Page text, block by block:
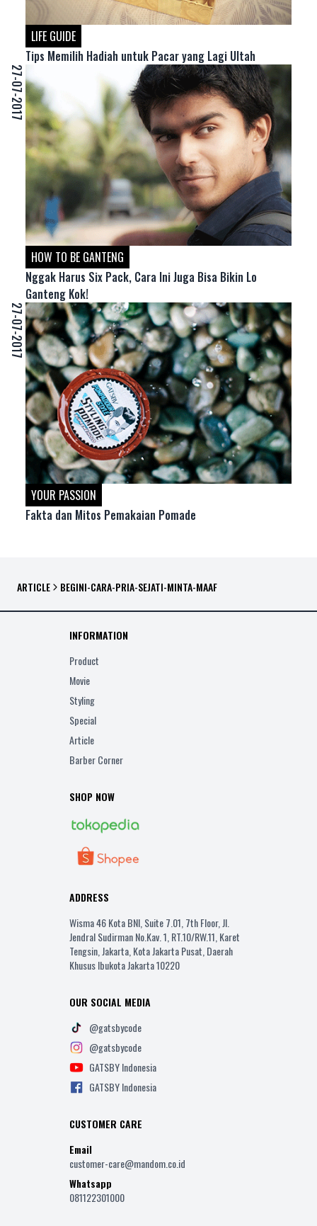
LIFE GUIDE
Tips Memilih Hadiah untuk Pacar yang Lagi Ultah
27-07-2017
HOW TO BE GANTENG
Nggak Harus Six Pack, Cara Ini Juga Bisa Bikin Lo
Ganteng Kok!
27-07-2017
YOUR PASSION
Fakta dan Mitos Pemakaian Pomade
ARTICLE BEGINI-CARA-PRIA-SEJATI-MINTA-MAAF
INFORMATION
Product
Movie
Styling
Special
Article
Barber Corner
SHOP NOW
ADDRESS
Wisma 46 Kota BNI, Suite 7.01, 7th Floor, Jl.
Jendral Sudirman No.Kav. 1, RT.10/RW.11, Karet
Tengsin, Jakarta, Kota Jakarta Pusat, Daerah
Khusus Ibukota Jakarta 10220
OUR SOCIAL MEDIA
@gatsbycode
@gatsbycode
GATSBY Indonesia
GATSBY Indonesia
CUSTOMER CARE
Email
customer-care@mandom.co.id
Whatsapp
081122301000